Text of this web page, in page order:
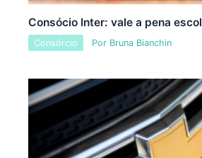
Consócio Inter: vale a pena
Consórcio Por Bruna Bianchin